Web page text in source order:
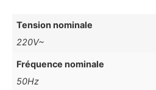
Tension nominale
220V~
Fréquence nominale
50Hz